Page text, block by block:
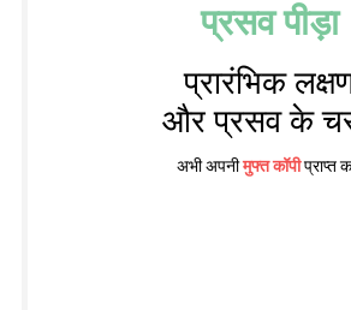
प्रसव पीड़ा
प्रारंभिक
और प्रसव के
अभी अपनीमुफ्त कॉपीप्राप्त